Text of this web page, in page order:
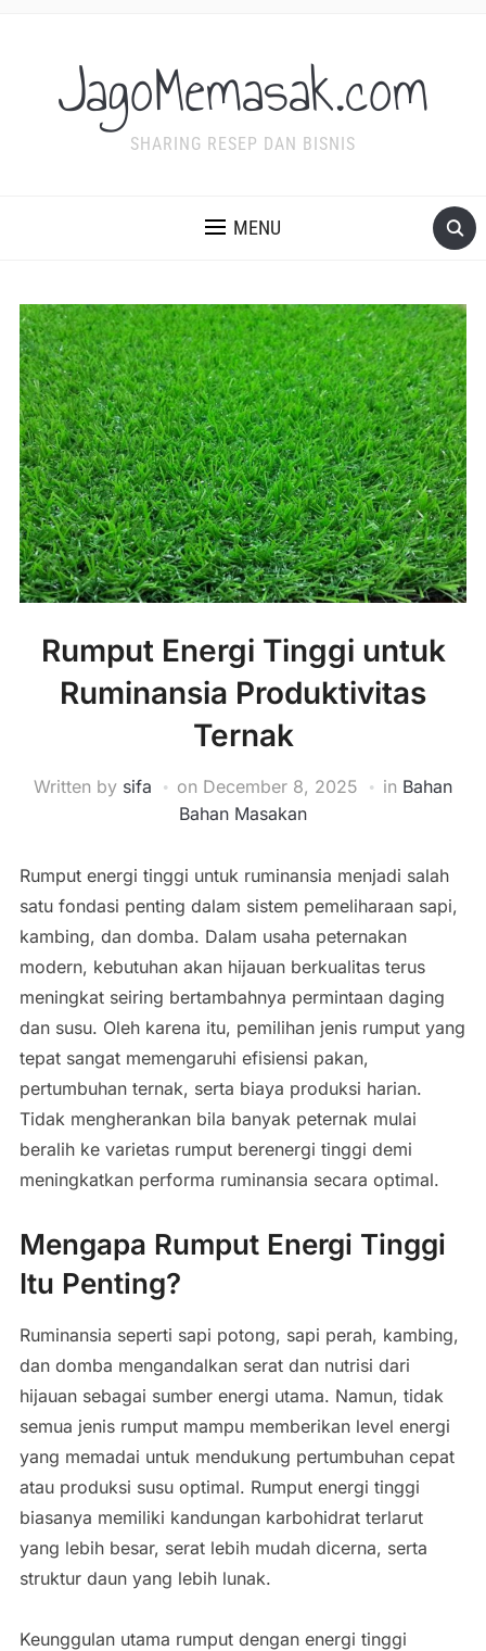
JagoMemasak.com
SHARING RESEP DAN BISNIS
MENU
Rumput Energi Tinggi untuk
Ruminansia Produktivitas
Ternak
Written by sifa on December 8, 2025 in Bahan
Bahan Masakan
Rumput energi tinggi untuk ruminansia menjadi salah
satu fondasi penting dalam sistem pemeliharaan sapi,
kambing, dan domba. Dalam usaha peternakan
modern, kebutuhan akan hijauan berkualitas terus
meningkat seiring bertambahnya permintaan daging
dan susu. Oleh karena itu, pemilihan jenis rumput yang
tepat sangat memengaruhi efisiensi pakan,
pertumbuhan ternak, serta biaya produksi harian.
Tidak mengherankan bila banyak peternak mulai
beralih ke varietas rumput berenergi tinggi demi
meningkatkan performa ruminansia secara optimal.
Mengapa Rumput Energi Tinggi
Itu Penting?
Ruminansia seperti sapi potong, sapi perah, kambing,
dan domba mengandalkan serat dan nutrisi dari
hijauan sebagai sumber energi utama. Namun, tidak
semua jenis rumput mampu memberikan level energi
yang memadai untuk mendukung pertumbuhan cepat
atau produksi susu optimal. Rumput energi tinggi
biasanya memiliki kandungan karbohidrat terlarut
yang lebih besar, serat lebih mudah dicerna, serta
struktur daun yang lebih lunak.
Keunggulan utama rumput dengan energi tinggi